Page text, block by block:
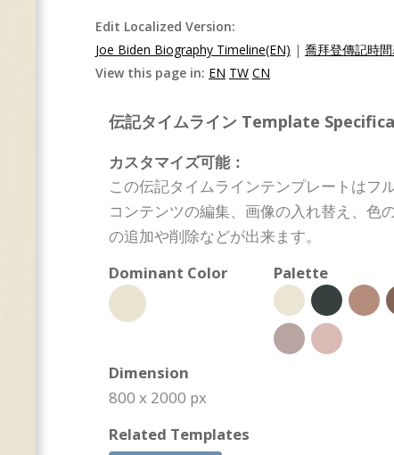
Edit Localized Version:
Joe Biden Biography Timeline(EN) | 喬拜登傳記時
View this page in: EN TW CN
伝記タイムライン Template
カスタマイズ可能：
この伝記タイムラインテンプレートはフ
コンテンツの編集、画像の入れ替え、色
の追加や削除などが出来ます。
Dominant Color
Palette
Dimension
800 x 2000 px
Related Templates